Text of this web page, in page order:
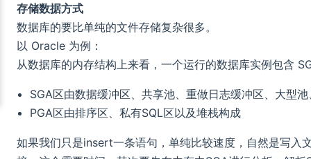
存储数据方式
数据库的要比单纯的文件存储复杂很多。
以 Oracle 为例：
从数据库的内存结构上来看，一个运行的数据库实例包含
SGA区由数据缓冲区、共享池、重做日志缓冲区、大型
PGA区由排序区、私有SQL区以及堆栈构成
如果我们只是insert一条语句，单纯比较速度，自然是写入